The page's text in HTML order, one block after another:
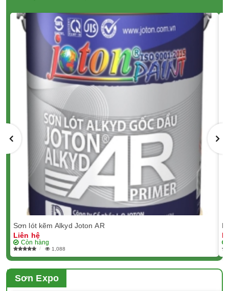
Sơn lót kẽm Alkyd Joton AR
Liên hệ
Còn hàng
1,088
Sơn Expo